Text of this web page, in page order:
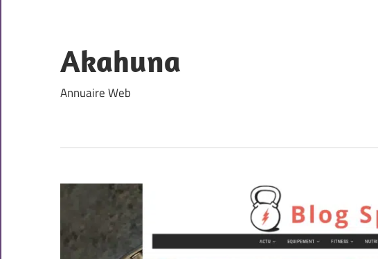
content
Akahuna
Annuaire Web